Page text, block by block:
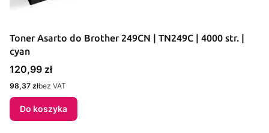
Toner Asarto do Brother 249CN | TN249C | 4000 str. |
cyan
Cena
120,99 zł
Cena
98,37 złbez VAT
Do koszyka